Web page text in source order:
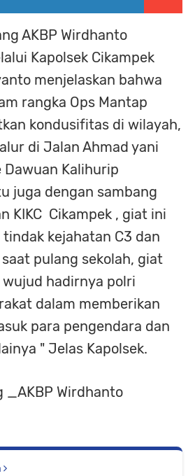
AKBP Wirdhanto
Kapolsek Cikampek
menjelaskan bahwa
rangka Ops Mantap
kondusifitas di wilayah,
di Jalan Ahmad yani
Kalihurip
juga dengan sambang
KIKC Cikampek , giat ini
kejahatan C3 dan
pulang sekolah, giat
hadirnya polri
dalam memberikan
para pengendara dan
" Jelas Kapolsek.
_AKBP Wirdhanto